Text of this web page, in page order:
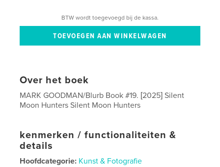
BTW wordt toegevoegd bij de kassa.
Over het boek
MARK GOODMAN/Blurb Book #19. [2025] Silent
Moon Hunters Silent Moon Hunters
kenmerken / functionaliteiten &
details
Hoofdcategorie: Kunst & Fotografie